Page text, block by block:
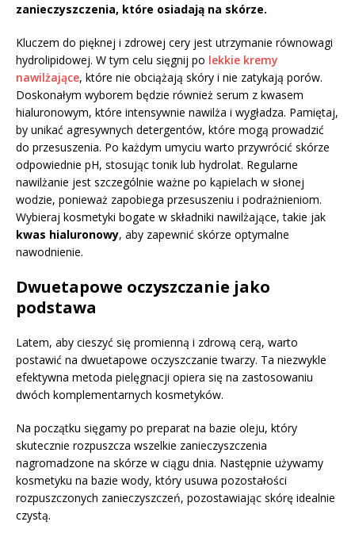
zanieczyszczenia, które osiadają na skórze.
Kluczem do pięknej i zdrowej cery jest utrzymanie równowagi
hydrolipidowej. W tym celu sięgnij po lekkie kremy
nawilżające, które nie obciążają skóry i nie zatykają porów.
Doskonałym wyborem będzie również serum z kwasem
hialuronowym, które intensywnie nawilża i wygładza. Pamiętaj,
by unikać agresywnych detergentów, które mogą prowadzić
do przesuszenia. Po każdym umyciu warto przywrócić skórze
odpowiednie pH, stosując tonik lub hydrolat. Regularne
nawilżanie jest szczególnie ważne po kąpielach w słonej
wodzie, ponieważ zapobiega przesuszeniu i podrażnieniom.
Wybieraj kosmetyki bogate w składniki nawilżające, takie jak
kwas hialuronowy, aby zapewnić skórze optymalne
nawodnienie.
Dwuetapowe oczyszczanie jako
podstawa
Latem, aby cieszyć się promienną i zdrową cerą, warto
postawić na dwuetapowe oczyszczanie twarzy. Ta niezwykle
efektywna metoda pielęgnacji opiera się na zastosowaniu
dwóch komplementarnych kosmetyków.
Na początku sięgamy po preparat na bazie oleju, który
skutecznie rozpuszcza wszelkie zanieczyszczenia
nagromadzone na skórze w ciągu dnia. Następnie używamy
kosmetyku na bazie wody, który usuwa pozostałości
rozpuszczonych zanieczyszczeń, pozostawiając skórę idealnie
czystą.